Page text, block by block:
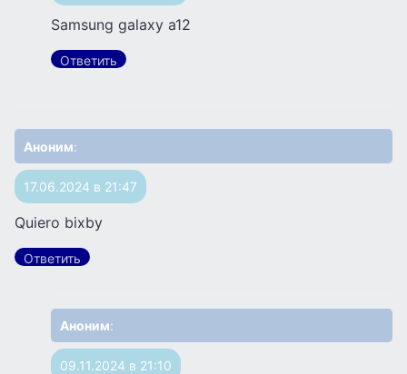
Samsung galaxy a12
Ответить
Аноним:
17.06.2024 в 21:47
Quiero bixby
Ответить
Аноним:
09.11.2024 в 21:10